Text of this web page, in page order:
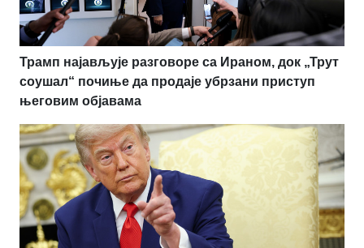
Трамп најављује разговоре са Ираном, док „Трут
соушал“ почиње да продаје убрзани приступ
његовим објавама